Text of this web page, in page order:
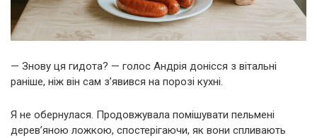
— Знову ця гидота? — голос Андрія донісся з вітальні
раніше, ніж він сам з’явився на порозі кухні.
Я не обернулася. Продовжувала помішувати пельмені
дерев’яною ложкою, спостерігаючи, як вони спливають